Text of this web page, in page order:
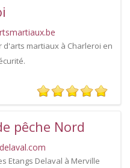
martiaux à Charleroi en
pêche Nord
Etangs Delaval à Merville